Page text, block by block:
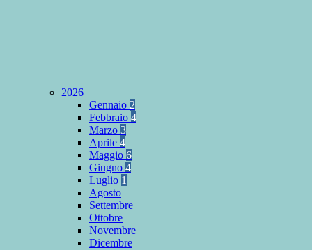
2026
Gennaio 2
Febbraio 4
Marzo 3
Aprile 4
Maggio 6
Giugno 4
Luglio 1
Agosto
Settembre
Ottobre
Novembre
Dicembre